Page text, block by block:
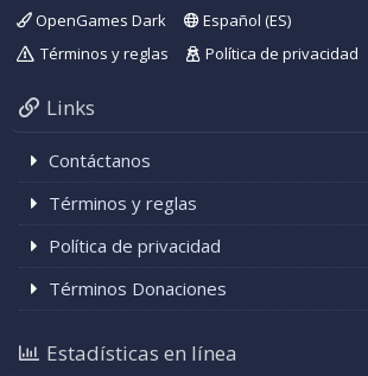
OpenGames Dark
Español (ES)
Términos y reglas
Política de privacidad
Links
Contáctanos
Términos y reglas
Política de privacidad
Términos Donaciones
Estadísticas en línea